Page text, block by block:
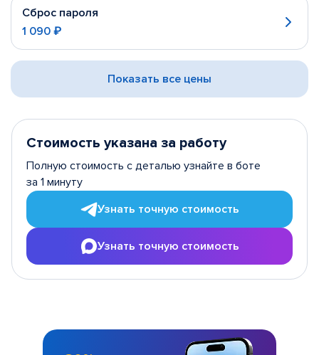
Сброс пароля
1 090 ₽
Показать все цены
Стоимость указана за работу
Полную стоимость с деталью узнайте в боте
за 1 минуту
Узнать точную стоимость
Узнать точную стоимость